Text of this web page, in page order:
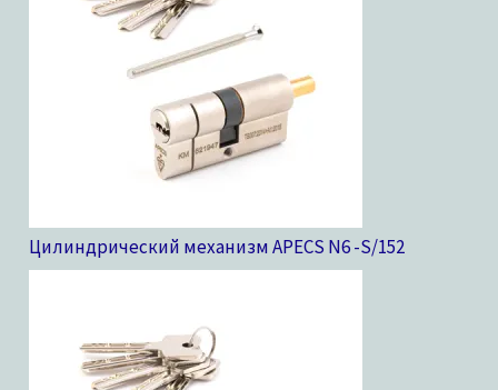
Цилиндрический механизм APECS N6 -S/152